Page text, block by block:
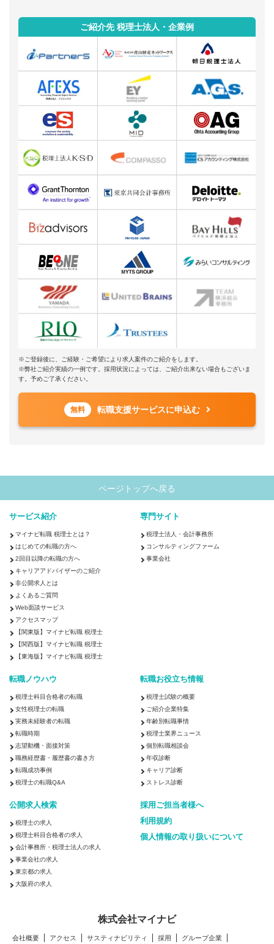
ご紹介先 税理士法人・企業例
※ご登録後に、ご経験・ご希望により求人案件のご紹介をします。
※弊社ご紹介実績の一例です。採用状況によっては、ご紹介出来ない場合もございま
す。予めご了承ください。
無料 転職支援サービスに申込む
ページトップへ戻る
サービス紹介
マイナビ転職 税理士とは？
はじめての転職の方へ
2回目以降の転職の方へ
キャリアアドバイザーのご紹介
非公開求人とは
よくあるご質問
Web面談サービス
アクセスマップ
【関東版】マイナビ転職 税理士
【関西版】マイナビ転職 税理士
【東海版】マイナビ転職 税理士
専門サイト
税理士法人・会計事務所
コンサルティングファーム
事業会社
転職ノウハウ
税理士科目合格者の転職
女性税理士の転職
実務未経験者の転職
転職時期
志望動機・面接対策
職務経歴書・履歴書の書き方
転職成功事例
税理士の転職Q&A
転職お役立ち情報
税理士試験の概要
ご紹介企業特集
年齢別転職事情
税理士業界ニュース
個別転職相談会
年収診断
キャリア診断
ストレス診断
公開求人検索
税理士の求人
税理士科目合格者の求人
会計事務所・税理士法人の求人
事業会社の求人
東京都の求人
大阪府の求人
採用ご担当者様へ
利用規約
個人情報の取り扱いについて
株式会社マイナビ
会社概要 アクセス サスティナビリティ 採用 グループ企業